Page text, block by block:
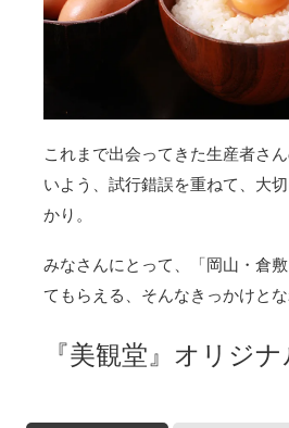
これまで出会ってきた生産者さ
いよう、試行錯誤を重ねて、大
かり。
みなさんにとって、「岡山・倉
てもらえる、そんなきっかけとな
『美観堂』オリジ